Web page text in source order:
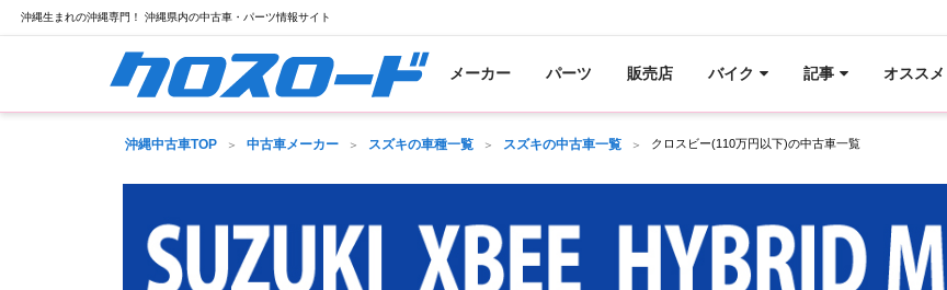
沖縄生まれの沖縄専門！ 沖縄県内の中古車・パーツ情報サイト
メーカー パーツ 販売店 バイク 記事 オススメ
沖縄中古車TOP 中古車メーカー スズキの車種一覧 スズキの中古車一覧 クロスビー(110万円以下)の中古車一覧